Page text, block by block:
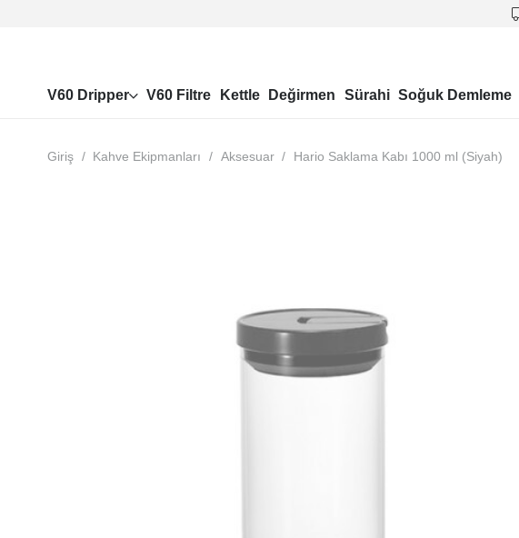
V60 Dripper V60 Filtre Kettle Değirmen Sürahi Soğuk Demleme
Giriş / Kahve Ekipmanları / Aksesuar / Hario Saklama Kabı 1000 ml (Siyah)